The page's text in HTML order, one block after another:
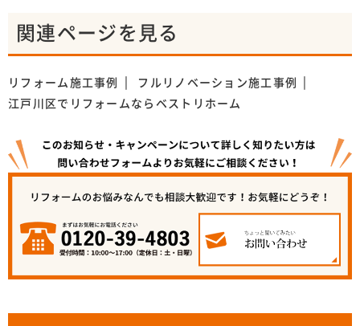
関連ページを見る
リフォーム施工事例
フルリノベーション施工事例
江戸川区でリフォームならベストリホーム